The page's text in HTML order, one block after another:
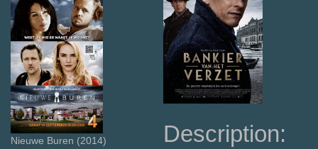
Nieuwe Buren (2014)
Description: